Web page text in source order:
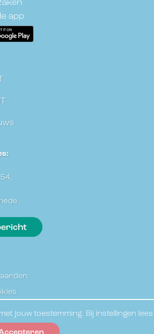
app
e-s
jouw toestemming. Bij instellingen